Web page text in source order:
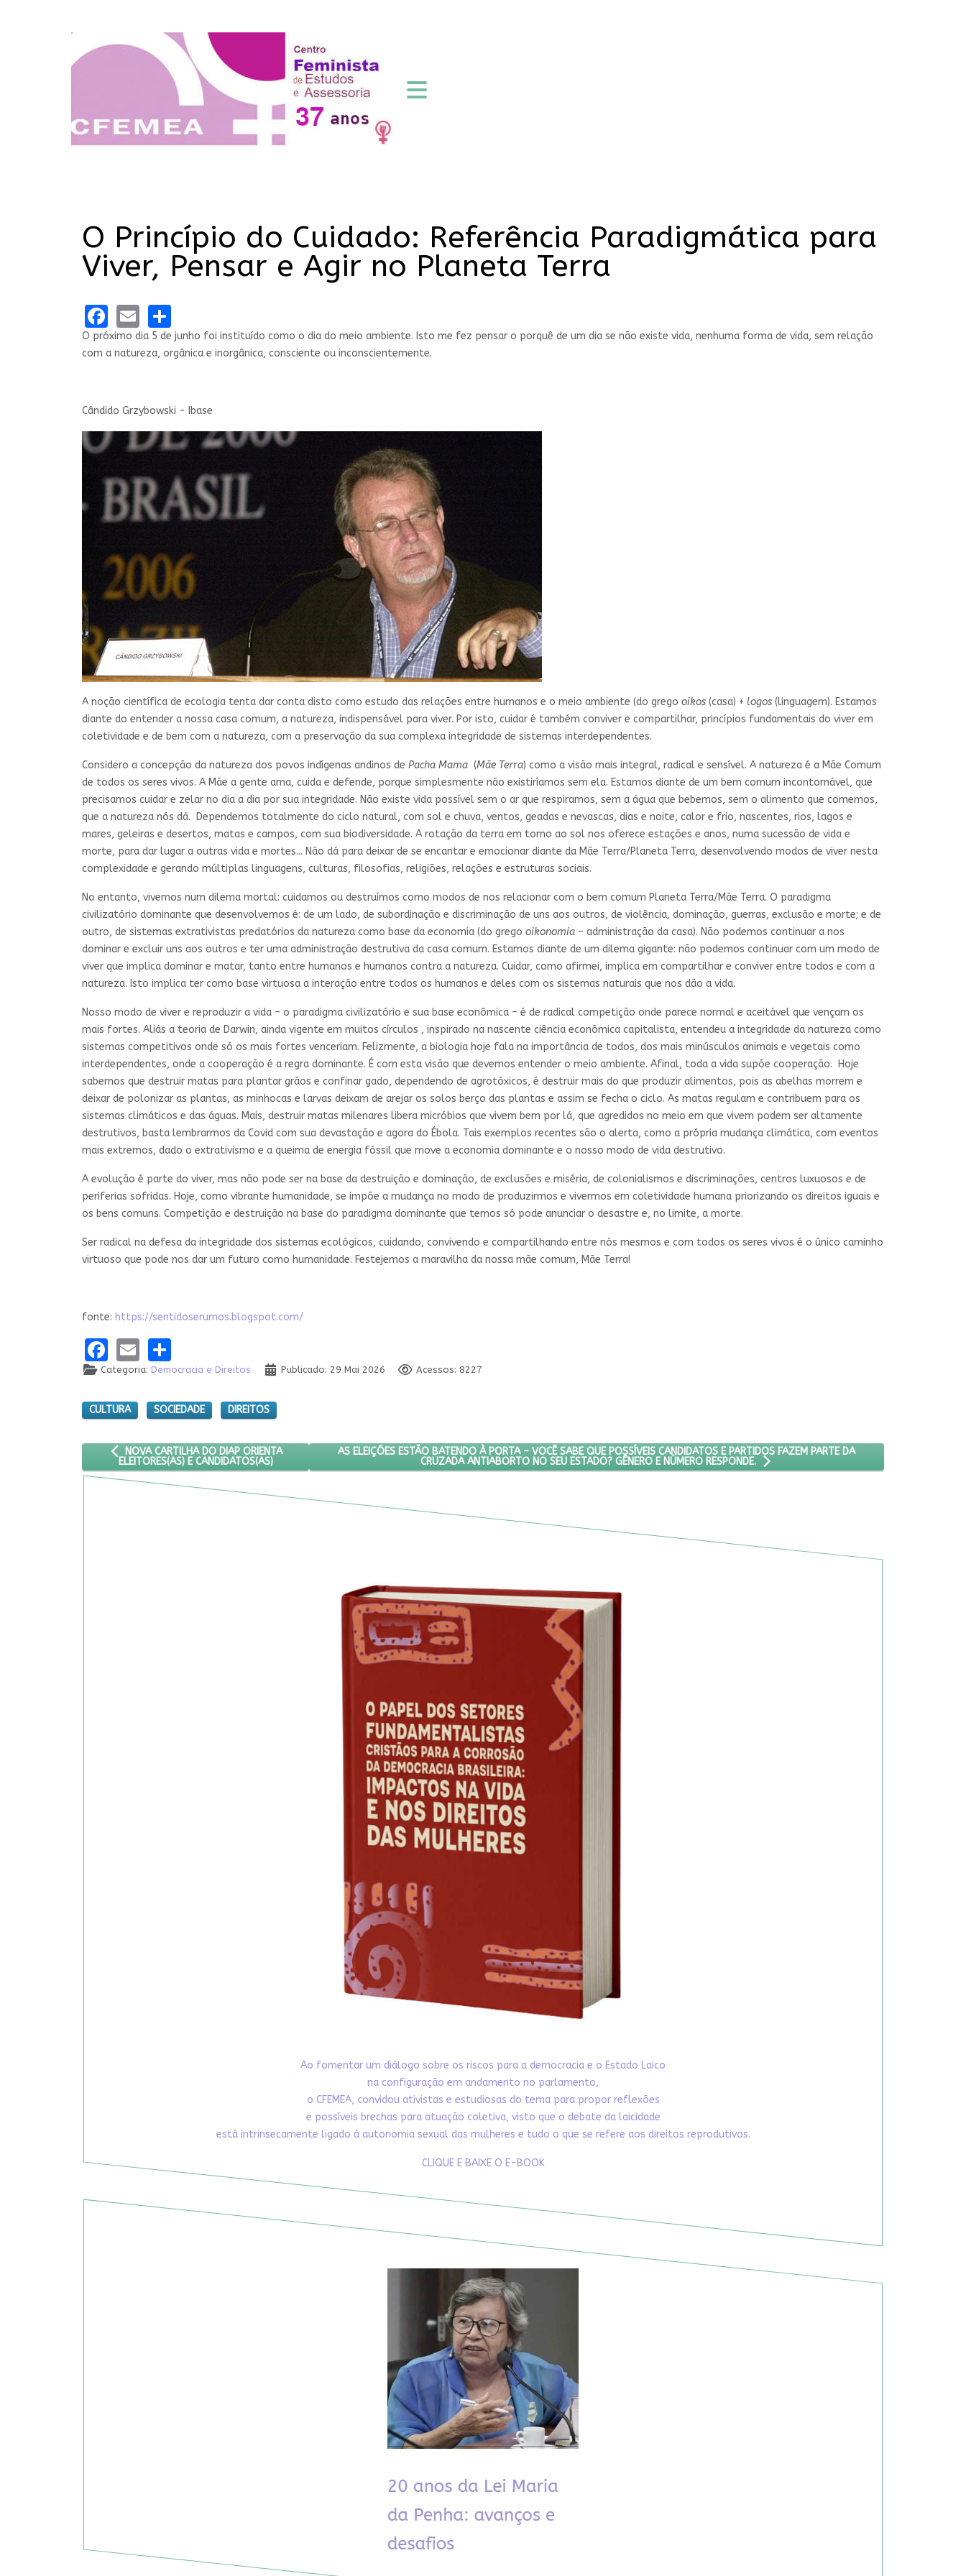
O Princípio do Cuidado: Referência Paradigmática para
Viver, Pensar e Agir no Planeta Terra
Facebook
Email
O próximo dia 5 de junho foi instituído como o dia do meio ambiente. Isto me fez pensar o porquê de um dia se não existe vida, nenhuma forma de vida, sem relação
com a natureza, orgânica e inorgânica, consciente ou inconscientemente.
Cândido Grzybowski - Ibase
A noção científica de ecologia tenta dar conta disto como estudo das relações entre humanos e o meio ambiente (do grego oikos (casa) + logos (linguagem). Estamos
diante do entender a nossa casa comum, a natureza, indispensável para viver. Por isto, cuidar é também conviver e compartilhar, princípios fundamentais do viver em
coletividade e de bem com a natureza, com a preservação da sua complexa integridade de sistemas interdependentes.
Considero a concepção da natureza dos povos indígenas andinos de Pacha Mama (Mãe Terra) como a visão mais integral, radical e sensível. A natureza é a Mãe Comum
de todos os seres vivos. A Mãe a gente ama, cuida e defende, porque simplesmente não existiríamos sem ela. Estamos diante de um bem comum incontornável, que
precisamos cuidar e zelar no dia a dia por sua integridade. Não existe vida possível sem o ar que respiramos, sem a água que bebemos, sem o alimento que comemos,
que a natureza nós dá. Dependemos totalmente do ciclo natural, com sol e chuva, ventos, geadas e nevascas, dias e noite, calor e frio, nascentes, rios, lagos e
mares, geleiras e desertos, matas e campos, com sua biodiversidade. A rotação da terra em torno ao sol nos oferece estações e anos, numa sucessão de vida e
morte, para dar lugar a outras vida e mortes... Não dá para deixar de se encantar e emocionar diante da Mãe Terra/Planeta Terra, desenvolvendo modos de viver nesta
complexidade e gerando múltiplas linguagens, culturas, filosofias, religiões, relações e estruturas sociais.
No entanto, vivemos num dilema mortal: cuidamos ou destruímos como modos de nos relacionar com o bem comum Planeta Terra/Mãe Terra. O paradigma
civilizatório dominante que desenvolvemos é: de um lado, de subordinação e discriminação de uns aos outros, de violência, dominação, guerras, exclusão e morte; e de
outro, de sistemas extrativistas predatórios da natureza como base da economia (do grego oikonomia – administração da casa). Não podemos continuar a nos
dominar e excluir uns aos outros e ter uma administração destrutiva da casa comum. Estamos diante de um dilema gigante: não podemos continuar com um modo de
viver que implica dominar e matar, tanto entre humanos e humanos contra a natureza. Cuidar, como afirmei, implica em compartilhar e conviver entre todos e com a
natureza. Isto implica ter como base virtuosa a interação entre todos os humanos e deles com os sistemas naturais que nos dão a vida.
Nosso modo de viver e reproduzir a vida – o paradigma civilizatório e sua base econômica – é de radical competição onde parece normal e aceitável que vençam os
mais fortes. Aliás a teoria de Darwin, ainda vigente em muitos círculos , inspirado na nascente ciência econômica capitalista, entendeu a integridade da natureza como
sistemas competitivos onde só os mais fortes venceriam. Felizmente, a biologia hoje fala na importância de todos, dos mais minúsculos animais e vegetais como
interdependentes, onde a cooperação é a regra dominante. É com esta visão que devemos entender o meio ambiente. Afinal, toda a vida supõe cooperação. Hoje
sabemos que destruir matas para plantar grãos e confinar gado, dependendo de agrotóxicos, é destruir mais do que produzir alimentos, pois as abelhas morrem e
deixar de polonizar as plantas, as minhocas e larvas deixam de arejar os solos berço das plantas e assim se fecha o ciclo. As matas regulam e contribuem para os
sistemas climáticos e das águas. Mais, destruir matas milenares libera micróbios que vivem bem por lá, que agredidos no meio em que vivem podem ser altamente
destrutivos, basta lembrarmos da Covid com sua devastação e agora do Ébola. Tais exemplos recentes são o alerta, como a própria mudança climática, com eventos
mais extremos, dado o extrativismo e a queima de energia fóssil que move a economia dominante e o nosso modo de vida destrutivo.
A evolução é parte do viver, mas não pode ser na base da destruição e dominação, de exclusões e miséria, de colonialismos e discriminações, centros luxuosos e de
periferias sofridas. Hoje, como vibrante humanidade, se impõe a mudança no modo de produzirmos e vivermos em coletividade humana priorizando os direitos iguais e
os bens comuns. Competição e destruição na base do paradigma dominante que temos só pode anunciar o desastre e, no limite, a morte.
Ser radical na defesa da integridade dos sistemas ecológicos, cuidando, convivendo e compartilhando entre nós mesmos e com todos os seres vivos é o único caminho
virtuoso que pode nos dar um futuro como humanidade. Festejemos a maravilha da nossa mãe comum, Mãe Terra!
fonte: https://sentidoserumos.blogspot.com/
Facebook
Email
Categoria: Democracia e Direitos Publicado: 29 Mai 2026 Acessos: 8227
CULTURA SOCIEDADE DIREITOS
ARTIGO ANTERIOR: NOVA CARTILHA DO DIAP ORIENTA ELEITORES(AS) E CANDIDATOS(AS)
NOVA CARTILHA DO DIAP ORIENTA
ELEITORES(AS) E CANDIDATOS(AS)
PRÓXIMO ARTIGO: AS ELEIÇÕES ESTÃO BATENDO À PORTA – VOCÊ SABE QUE POSSÍVEIS CANDIDATOS E PARTIDOS FAZEM PARTE DA
AS ELEIÇÕES ESTÃO BATENDO À PORTA – VOCÊ SABE QUE POSSÍVEIS CANDIDATOS E PARTIDOS FAZEM PARTE DA
CRUZADA ANTIABORTO NO SEU ESTADO? GÊNERO E NÚMERO RESPONDE.
Ao fomentar um diálogo sobre os riscos para a democracia e o Estado Laico
na configuração em andamento no parlamento,
o CFEMEA, convidou ativistas e estudiosas do tema para propor reflexões
e possíveis brechas para atuação coletiva, visto que o debate da laicidade
está intrinsecamente ligado à autonomia sexual das mulheres e tudo o que se refere aos direitos reprodutivos.
CLIQUE E BAIXE O E-BOOK